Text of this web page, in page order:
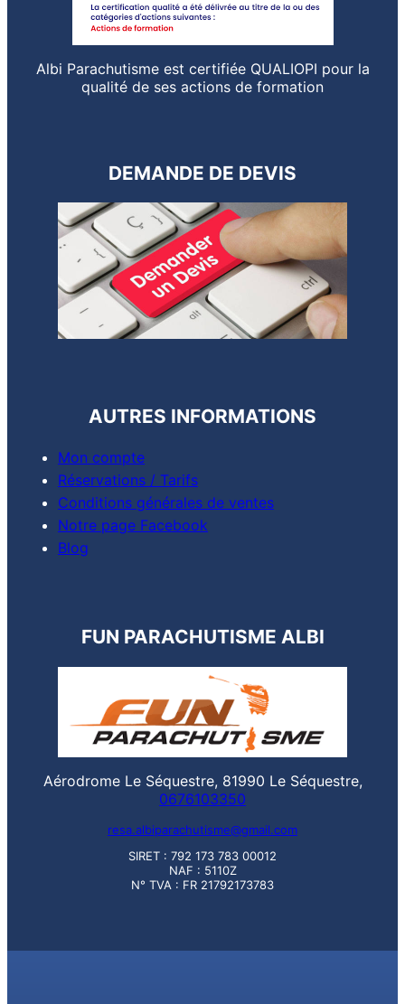
Albi Parachutisme est certifiée QUALIOPI pour la
qualité de ses actions de formation
DEMANDE DE DEVIS
AUTRES INFORMATIONS
Mon compte
Réservations / Tarifs
Conditions générales de ventes
Notre page Facebook
Blog
FUN PARACHUTISME ALBI
Aérodrome Le Séquestre, 81990 Le Séquestre,
0676103350
resa.albiparachutisme@gmail.com
SIRET : 792 173 783 00012
NAF : 5110Z
N° TVA : FR 21792173783